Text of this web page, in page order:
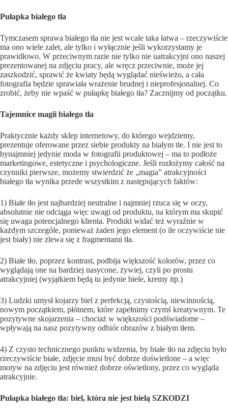
Pułapka białego tła
Tymczasem sprawa białego tła nie jest wcale taka łatwa – rzeczywiście
ma ono wiele zalet, ale tylko i wyłącznie jeśli wykorzystamy je
prawidłowo. W przeciwnym razie nie tylko nie uatrakcyjni ono naszej
prezentowanej na zdjęciu pracy, ale wręcz przeciwnie, może jej
zaszkodzić, sprawić że kwiaty będą wyglądać nieświeżo, a cała
fotografia będzie sprawiała wrażenie brudnej i nieprofesjonalnej. Co
zrobić, żeby nie wpaść w pułapkę białego tła? Zacznijmy od początku.
Tajemnice magii białego tła
Praktycznie każdy sklep internetowy, do którego wejdziemy,
prezentuje oferowane przez siebie produkty na białym tle. I nie jest to
bynajmniej jedynie moda w fotografii produktowej – ma to podłoże
marketingowe, estetyczne i psychologiczne. Jeśli rozłożymy całość na
czynniki pierwsze, możemy stwierdzić że „magia” atrakcyjności
białego tła wynika przede wszystkim z następujących faktów:
1) Białe tło jest najbardziej neutralne i najmniej rzuca się w oczy,
absolutnie nie odciąga więc uwagi od produktu, na którym ma skupić
się uwaga potencjalnego klienta. Produkt widać też wyraźnie w
każdym szczególe, ponieważ żaden jego element (o ile oczywiście nie
jest biały) nie zlewa się z fragmentami tła.
2) Białe tło, poprzez kontrast, podbija większość kolorów, przez co
wyglądają one na bardziej nasycone, żywiej, czyli po prostu
atrakcyjniej (wyjątkiem będą tu jedynie biele, kremy itp.)
3) Ludzki umysł kojarzy biel z perfekcją, czystością, niewinnością,
nowym początkiem, płótnem, które zapełnimy czymś kreatywnym. Te
pozytywne skojarzenia – chociaż w większości podświadome –
wpływają na nasz pozytywny odbiór obrazów z białym tłem.
4) Z czysto technicznego punktu widzenia, by białe tło na zdjęciu było
rzeczywiście białe, zdjęcie musi być dobrze doświetlone – a więc
motyw na zdjęciu jest również dobrze oświetlony, przez co wygląda
atrakcyjnie.
Pułapka białego tła: biel, która nie jest bielą SZKODZI